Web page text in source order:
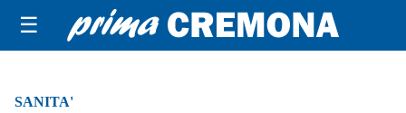
☰
SANITA'